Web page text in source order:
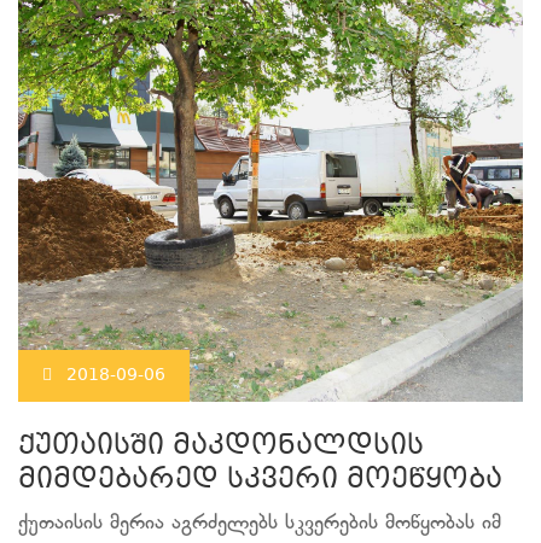
2018-09-06
ქუთაისში მაკდონალდსის
მიმდებარედ სკვერი მოეწყობა
ქუთაისის მერია აგრძელებს სკვერების მოწყობას იმ